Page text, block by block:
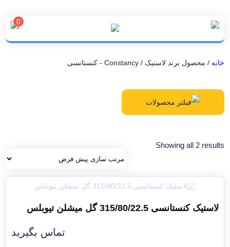
0
خانه / محصول برند لاستیک / Constancy - کنستانسی
فیلتر محصولات
Showing all 2 results
لاستیک کنستانسی 315/80/22.5 گل میشلن تیوبلس
تماس بگیرید